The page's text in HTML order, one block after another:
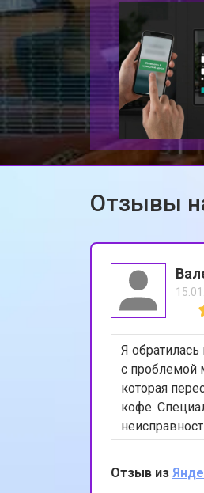
Отзывы
Я
с
которая
кофе.
воды и
кофемашина
очень
Отзыв из